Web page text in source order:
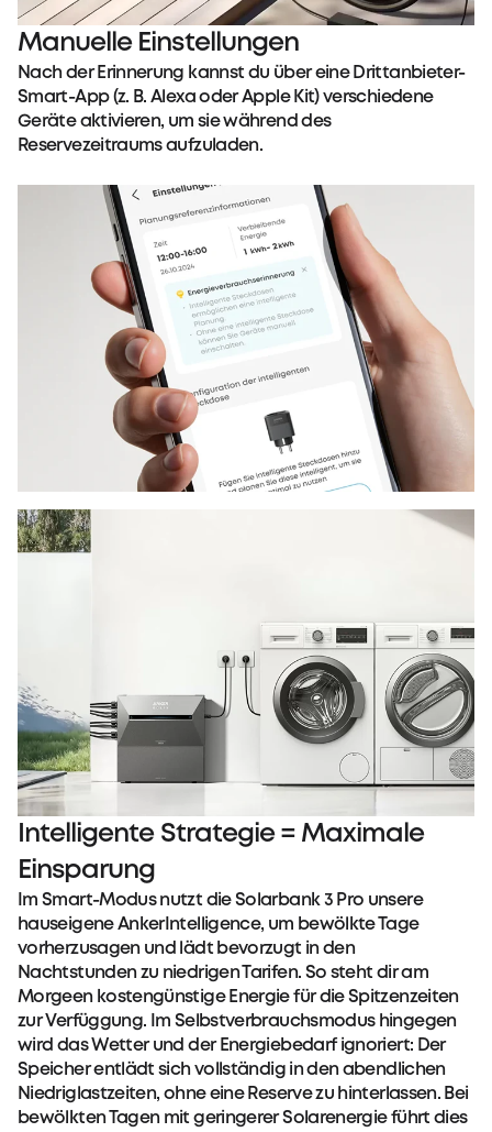
Manuelle Einstellungen
Nach der Erinnerung kannst du über eine Drittanbieter-
Smart-App (z. B. Alexa oder Apple Kit) verschiedene
Geräte aktivieren, um sie während des
Reservezeitraums aufzuladen.
Intelligente Strategie = Maximale
Einsparung
Im Smart-Modus nutzt die Solarbank 3 Pro unsere
hauseigene AnkerIntelligence, um bewölkte Tage
vorherzusagen und lädt bevorzugt in den
Nachtstunden zu niedrigen Tarifen. So steht dir am
Morgeen kostengünstige Energie für die Spitzenzeiten
zur Verfüggung. Im Selbstverbrauchsmodus hingegen
wird das Wetter und der Energiebedarf ignoriert: Der
Speicher entlädt sich vollständig in den abendlichen
Niedriglastzeiten, ohne eine Reserve zu hinterlassen. Bei
bewölkten Tagen mit geringerer Solarenergie führt dies